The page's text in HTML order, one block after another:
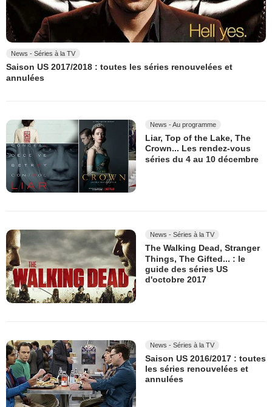
News - Séries à la TV
Saison US 2017/2018 : toutes les séries renouvelées et
annulées
News - Au programme
Liar, Top of the Lake, The
Crown... Les rendez-vous
séries du 4 au 10 décembre
News - Séries à la TV
The Walking Dead, Stranger
Things, The Gifted... : le
guide des séries US
d'octobre 2017
News - Séries à la TV
Saison US 2016/2017 : toutes
les séries renouvelées et
annulées